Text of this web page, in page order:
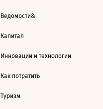
Ведомости&
Капитал
Инновации и технологии
Как потратить
Туризм